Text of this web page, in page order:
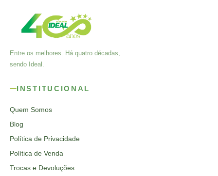
Entre os melhores. Há quatro décadas,
sendo Ideal.
INSTITUCIONAL
Quem Somos
Blog
Política de Privacidade
Política de Venda
Trocas e Devoluções